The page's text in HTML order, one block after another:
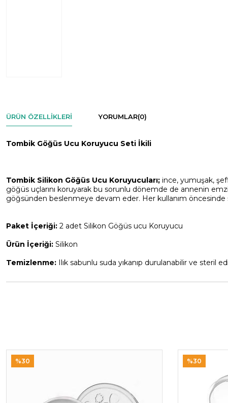
ÜRÜN ÖZELLIKLERI YORUMLAR(0)
Tombik Göğüs Ucu Koruyucu Seti İkili
Tombik Silikon Göğüs Ucu Koruyucuları; ince, yumuşak,
göğüs uçlarını koruyarak bu sorunlu dönemde de annenin
göğsünden beslenmeye devam eder. Her kullanım öncesinde
Paket İçeriği: 2 adet Silikon Göğüs ucu Koruyucu
Ürün İçeriği: Silikon
Temizlenme: Ilık sabunlu suda yıkanıp durulanabilir ve steril
%30 %30